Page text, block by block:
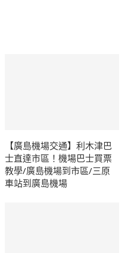
【廣島機場交通】利木津巴
士直達市區！機場巴士買票
教學/廣島機場到市區/三原
車站到廣島機場